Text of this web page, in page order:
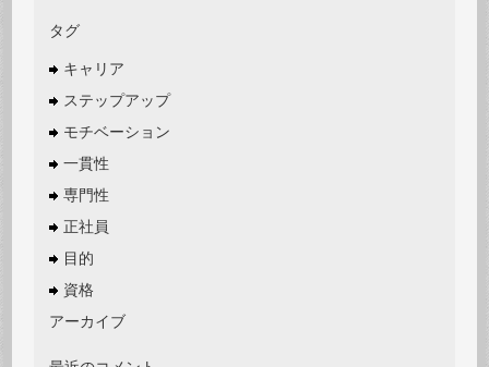
タグ
キャリア
ステップアップ
モチベーション
一貫性
専門性
正社員
目的
資格
アーカイブ